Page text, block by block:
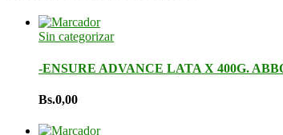
Sin categorizar
-ENSURE ADVANCE LATA X 400G.
Bs.0,00